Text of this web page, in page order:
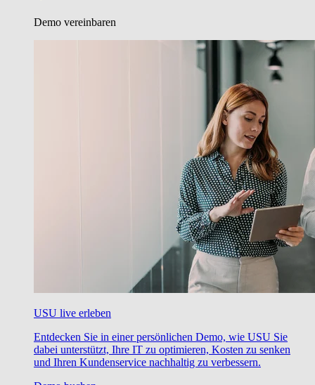
Demo vereinbaren
USU live erleben
Entdecken Sie in einer persönlichen Demo, wie USU Sie
dabei unterstützt, Ihre IT zu optimieren, Kosten zu senken
und Ihren Kundenservice nachhaltig zu verbessern.